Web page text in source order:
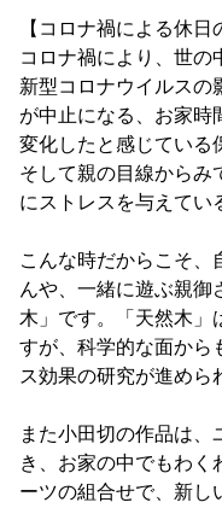
【コロナ禍による休
コロナ禍により、世の
新型コロナウイルスの
が中止になる、お家時
変化したと感じてい
そして親の目線からみ
にストレスを与えて
こんな時だからこそ、
んや、一緒に遊ぶ親御
木」です。「天然木」
すが、科学的な面から
ス効果の研究が進めら
また小田切の作品は
き、お家の中でもわく
ーツの組合せで、新し